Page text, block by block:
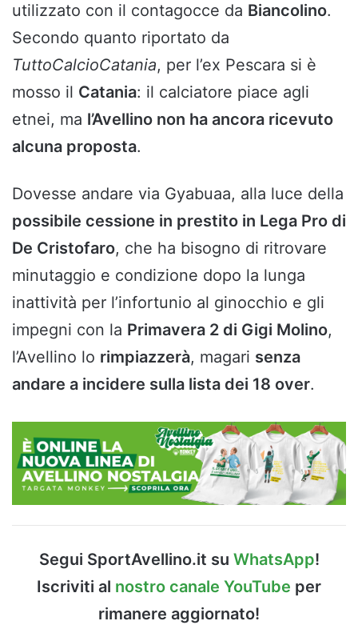
utilizzato con il contagocce da Biancolino.
Secondo quanto riportato da
TuttoCalcioCatania, per l’ex Pescara si è
mosso il Catania: il calciatore piace agli
etnei, ma l’Avellino non ha ancora ricevuto
alcuna proposta.
Dovesse andare via Gyabuaa, alla luce della
possibile cessione in prestito in Lega Pro di
De Cristofaro, che ha bisogno di ritrovare
minutaggio e condizione dopo la lunga
inattività per l’infortunio al ginocchio e gli
impegni con la Primavera 2 di Gigi Molino,
l’Avellino lo rimpiazzerà, magari senza
andare a incidere sulla lista dei 18 over.
Segui SportAvellino.it su WhatsApp!
Iscriviti al nostro canale YouTube per
rimanere aggiornato!